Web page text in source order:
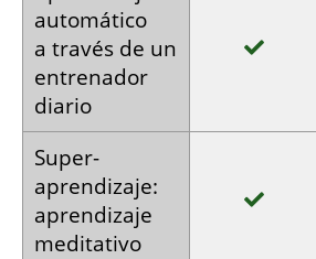
automático
a través de un
entrenador
diario
Super­
aprendizaje:
aprendizaje
meditativo